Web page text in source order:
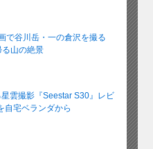
で谷川岳・一の倉沢を撮る
山の絶景
雲撮影『Seestar S30』レビ
宅ベランダから